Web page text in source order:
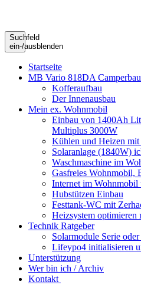
Suchfeld
ein-/ausblenden
Startseite
MB Vario 818DA Camperbau
Kofferaufbau
Der Innenausbau
Mein ex. Wohnmobil
Einbau von 1400Ah
Multiplus 3000W
Kühlen und Heizen mit
Solaranlage (1840W)
Waschmaschine im
Gasfreies Wohnmobil,
Internet im
Hubstützen Einbau
Festtank-WC mit
Heizsystem
Technik Ratgeber
Solarmodule Serie
Lifeypo4 initialisieren
Unterstützung
Wer bin ich / Archiv
Kontakt